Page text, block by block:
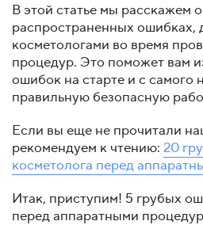
В этой статье мы расскажем
распространенных ошибках,
косметологами во время
процедур. Это поможет вам
ошибок на старте и с самого
правильную безопасную
Если вы еще не прочитали
рекомендуем к чтению: 20
косметолога перед
Итак, приступим! 5 грубых
перед аппаратными